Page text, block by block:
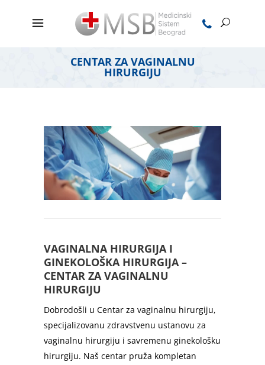
CENTAR ZA VAGINALNU
HIRURGIJU
VAGINALNA HIRURGIJA I
GINEKOLOŠKA HIRURGIJA –
CENTAR ZA VAGINALNU
HIRURGIJU
Dobrodošli u Centar za vaginalnu hirurgiju,
specijalizovanu zdravstvenu ustanovu za
vaginalnu hirurgiju i savremenu ginekološku
hirurgiju. Naš centar pruža kompletan